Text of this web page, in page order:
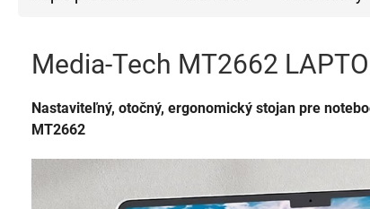
Media-Tech MT2662
Nastaviteľný, otočný, ergonomický stojan pre
MT2662